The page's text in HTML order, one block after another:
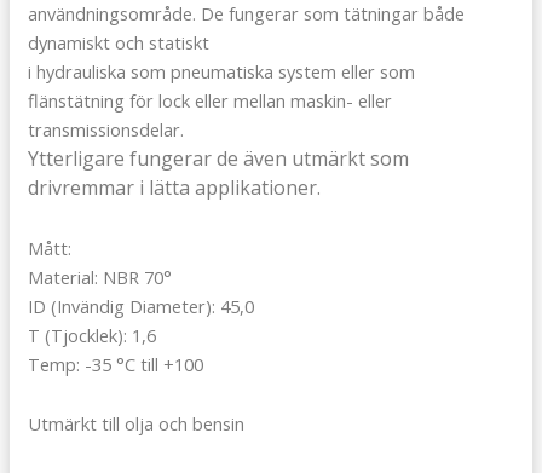
användningsområde. De fungerar som tätningar både
dynamiskt och statiskt
i hydrauliska som pneumatiska system eller som
flänstätning för lock eller mellan maskin- eller
transmissionsdelar.
Ytterligare fungerar de även utmärkt som
drivremmar i lätta applikationer.
Mått:
Material: NBR 70°
ID (Invändig Diameter): 45,0
T (Tjocklek): 1,6
Temp: -35 °C till +100
Utmärkt till olja och bensin